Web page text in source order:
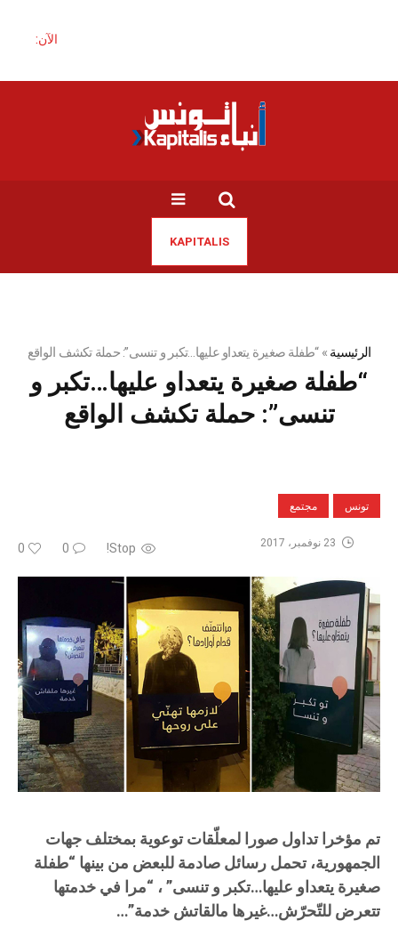
الآن:
KAPITALIS
الرئيسية»“طفلة صغيرة يتعداو عليها…تكبر و تنسى”: حملة تكشف الواقع
“طفلة صغيرة يتعداو عليها…تكبر و
تنسى”: حملة تكشف الواقع
تونس مجتمع
Stop!
0
0 23 نوفمبر، 2017
تم مؤخرا تداول صورا لمعلّقات توعوية بمختلف جهات
الجمهورية، تحمل رسائل صادمة للبعض من بينها “طفلة
صغيرة يتعداو عليها…تكبر و تنسى” ، “مرا في خدمتها
تتعرض للتّحرّش…غيرها مالقاتش خدمة”…